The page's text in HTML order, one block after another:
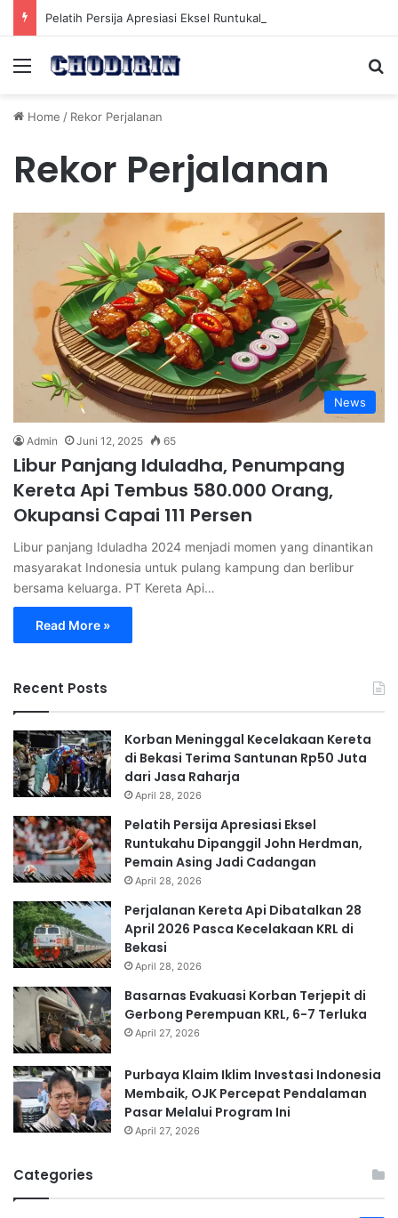
Menu
Home / Rekor Perjalanan
Rekor Perjalanan
News
Admin Juni 12, 2025 65
Libur Panjang Iduladha, Penumpang
Kereta Api Tembus 580.000 Orang,
Okupansi Capai 111 Persen
Libur panjang Iduladha 2024 menjadi momen yang dinantikan
masyarakat Indonesia untuk pulang kampung dan berlibur
bersama keluarga. PT Kereta Api…
Read More »
Recent Posts
Korban Meninggal Kecelakaan Kereta
di Bekasi Terima Santunan Rp50 Juta
dari Jasa Raharja
April 28, 2026
Pelatih Persija Apresiasi Eksel
Runtukahu Dipanggil John Herdman,
Pemain Asing Jadi Cadangan
April 28, 2026
Perjalanan Kereta Api Dibatalkan 28
April 2026 Pasca Kecelakaan KRL di
Bekasi
April 28, 2026
Basarnas Evakuasi Korban Terjepit di
Gerbong Perempuan KRL, 6-7 Terluka
April 27, 2026
Purbaya Klaim Iklim Investasi Indonesia
Membaik, OJK Percepat Pendalaman
Pasar Melalui Program Ini
April 27, 2026
Categories